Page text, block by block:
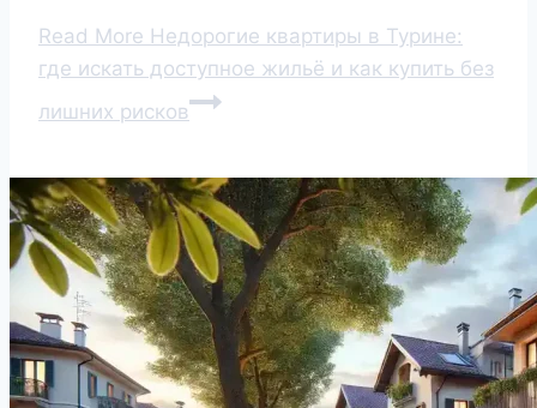
Read More Недорогие квартиры в Турине:
где искать доступное жильё и как купить без
лишних рисков